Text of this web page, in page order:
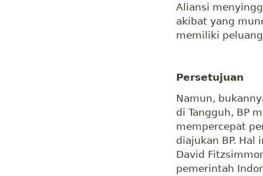
Aliansi
akibat yang
memiliki
Persetujuan
Namun,
di Tangguh, BP
mempercepat
diajukan BP.
David
pemerintah